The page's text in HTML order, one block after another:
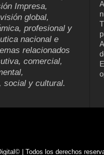
Impresa,
global,
profesional y
nacional e
relacionados
comercial,
social y cultural.
| Todos los derechos